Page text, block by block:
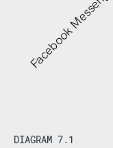
Facebook Messenger
DIAGRAM 7.1